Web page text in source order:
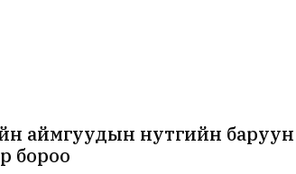
аймгуудын нутгийн
бороо